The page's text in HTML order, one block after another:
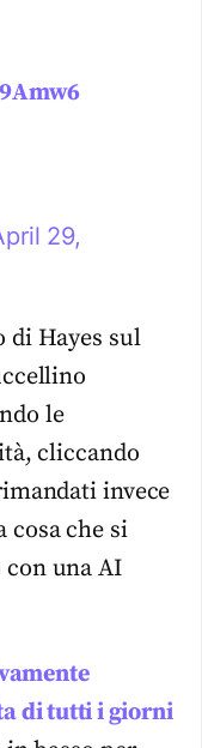
29,
di Hayes sul
le
cliccando
invece
cosa che si
con una AI
di tutti i giorni